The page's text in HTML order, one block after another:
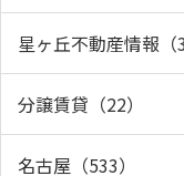
星ヶ丘不動産情報（
分譲賃貸（22）
名古屋（533）